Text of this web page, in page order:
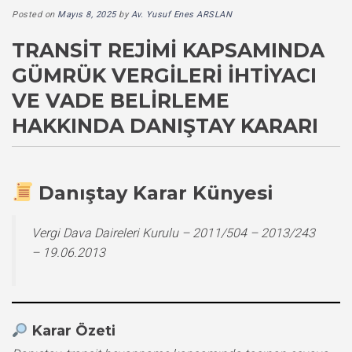
Posted on Mayıs 8, 2025byAv. Yusuf Enes ARSLAN
TRANSIT REJIMI KAPSAMINDA
GÜMRÜK VERGILERI İHTIYACI
VE VADE BELIRLEME
HAKKINDA DANIŞTAY KARARI
Danıştay Karar Künyesi
Vergi Dava Daireleri Kurulu – 2011/504 – 2013/243
– 19.06.2013
Karar Özeti